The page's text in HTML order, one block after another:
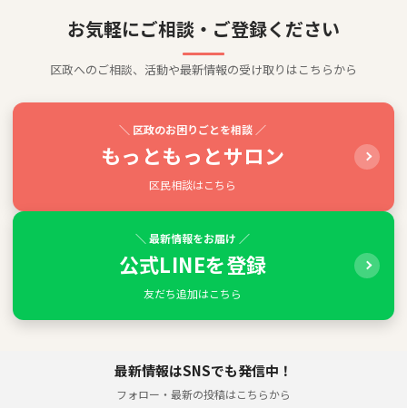
お気軽にご相談・ご登録ください
区政へのご相談、活動や最新情報の受け取りはこちらから
＼ 区政のお困りごとを相談 ／
もっともっとサロン
区民相談はこちら
＼ 最新情報をお届け ／
公式LINEを登録
友だち追加はこちら
最新情報はSNSでも発信中！
フォロー・最新の投稿はこちらから